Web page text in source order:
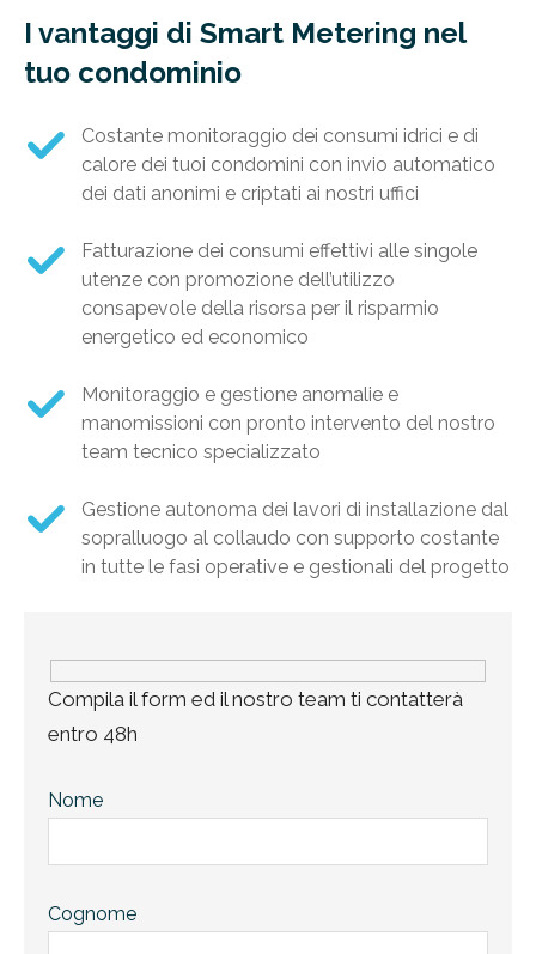
I vantaggi di Smart Metering nel
tuo condominio
Costante monitoraggio dei consumi idrici e di
calore dei tuoi condomini con invio automatico
dei dati anonimi e criptati ai nostri uffici
Fatturazione dei consumi effettivi alle singole
utenze con promozione dell’utilizzo
consapevole della risorsa per il risparmio
energetico ed economico
Monitoraggio e gestione anomalie e
manomissioni con pronto intervento del nostro
team tecnico specializzato
Gestione autonoma dei lavori di installazione dal
sopralluogo al collaudo con supporto costante
in tutte le fasi operative e gestionali del progetto
Compila il form ed il nostro team ti contatterà
entro 48h
Nome
Cognome